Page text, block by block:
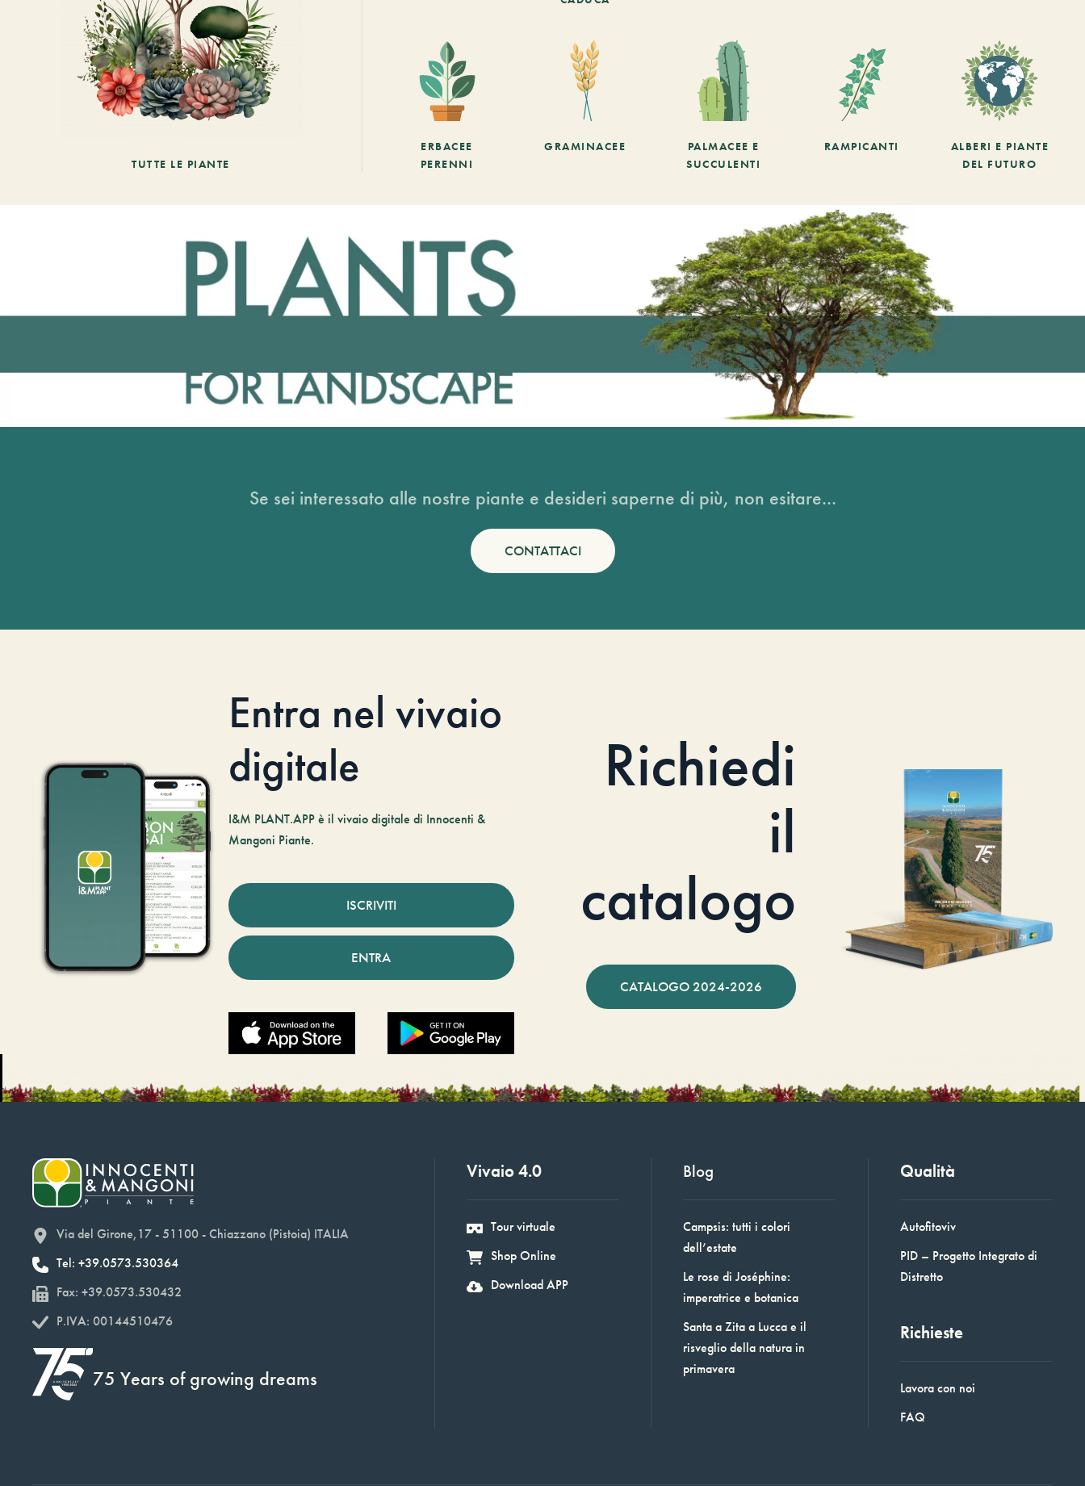
TUTTE LE PIANTE
ERBACEE
PERENNI
GRAMINACEE
PALMACEE E
SUCCULENTI
RAMPICANTI
ALBERI E PIANTE
DEL FUTURO
Se sei interessato alle nostre piante e desideri saperne di più, non esitare...
CONTATTACI
Entra nel vivaio
digitale
I&M PLANT.APP è il vivaio digitale di Innocenti &
Mangoni Piante.
ISCRIVITI
ENTRA
Richiedi
il
catalogo
CATALOGO 2024-2026
Via del Girone,17 - 51100 - Chiazzano (Pistoia) ITALIA
Tel: +39.0573.530364
Fax: +39.0573.530432
P.IVA: 00144510476
75 Years of growing dreams
Vivaio 4.0
Tour virtuale
Shop Online
Download APP
Blog
Campsis: tutti i colori
dell’estate
Le rose di Joséphine:
imperatrice e botanica
Santa a Zita a Lucca e il
risveglio della natura in
primavera
Qualità
Autofitoviv
PID – Progetto Integrato di
Distretto
Richieste
Lavora con noi
FAQ